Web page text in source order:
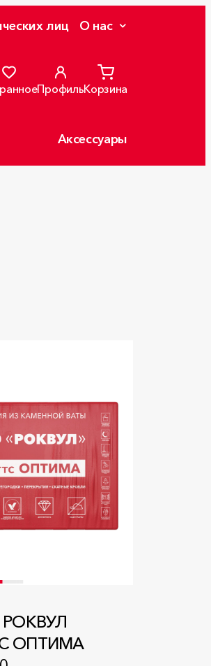
лиц О нас
ПрофильКорзина
Аксессуары
РОКВУЛ
ОПТИМА